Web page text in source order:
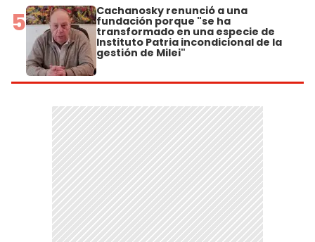
5 Cachanosky renunció a una
fundación porque "se ha
transformado en una especie de
Instituto Patria incondicional de la
gestión de Milei"